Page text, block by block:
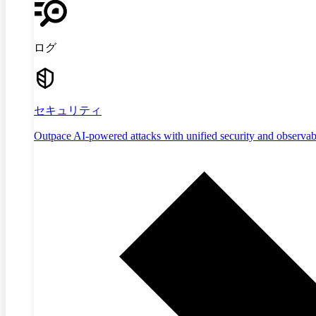
ログ
セキュリティ
Outpace AI-powered attacks with unified security and